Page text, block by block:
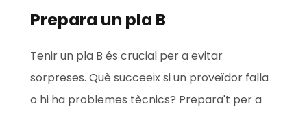
Prepara un pla B
Tenir un pla B és crucial per a evitar
sorpreses. Què succeeix si un proveïdor falla
o hi ha problemes tècnics? Prepara't per a